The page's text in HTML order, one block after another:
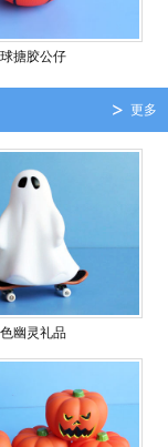
搪胶公仔
更多
幽灵礼品